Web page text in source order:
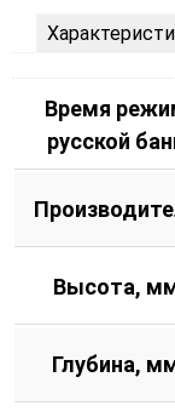
Время
русской
Высота,
Глубина,